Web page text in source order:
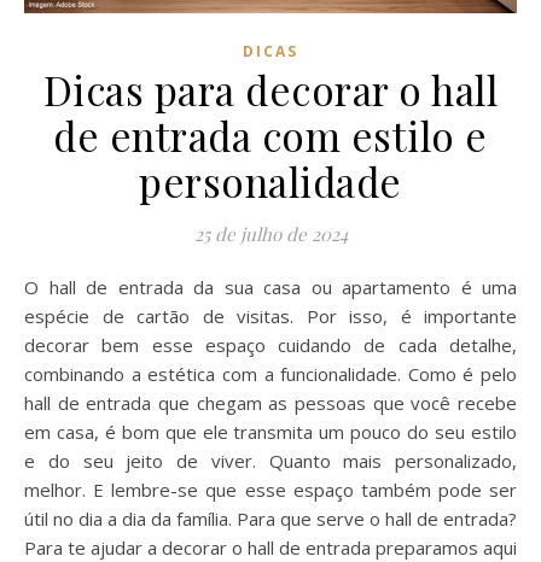
DICAS
Dicas para decorar o hall
de entrada com estilo e
personalidade
25 de julho de 2024
O hall de entrada da sua casa ou apartamento é uma
espécie de cartão de visitas. Por isso, é importante
decorar bem esse espaço cuidando de cada detalhe,
combinando a estética com a funcionalidade. Como é pelo
hall de entrada que chegam as pessoas que você recebe
em casa, é bom que ele transmita um pouco do seu estilo
e do seu jeito de viver. Quanto mais personalizado,
melhor. E lembre-se que esse espaço também pode ser
útil no dia a dia da família. Para que serve o hall de entrada?
Para te ajudar a decorar o hall de entrada preparamos aqui